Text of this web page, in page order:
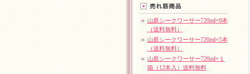
山原シークワーサー720ml×9本
（送料無料）
山原シークワーサー720ml×5本
（送料無料）
山原シークワーサー720ml×１
箱（12本入）送料無料